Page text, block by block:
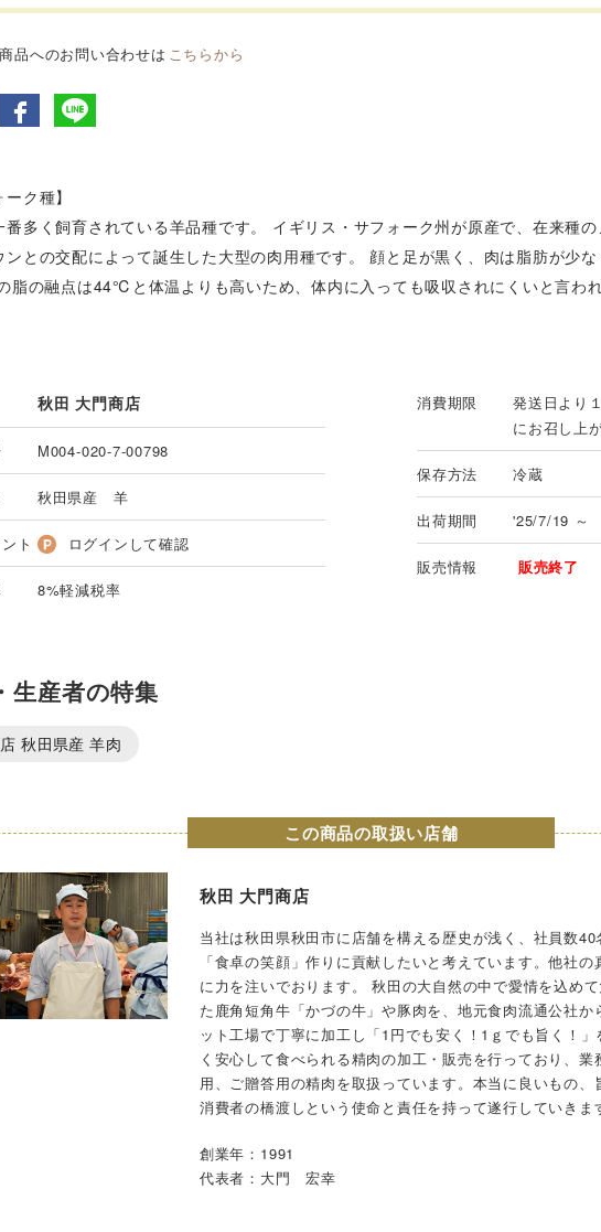
品へのお問い合わせは こちらから
ーク種】
番多く飼育されている羊品種です。 イギリス・サフォーク州が原産で、在来種
ンとの交配によって誕生した大型の肉用種です。 顔と足が黒く、肉は脂肪が少
脂の融点は44℃と体温よりも高いため、体内に入っても吸収されにくいと言われ
秋田 大門商店
M004-020-7-00798
秋田県産 羊
ト ログインして確認
8%軽減税率
消費期限
発送日より
にお召し上
保存方法 冷蔵
出荷期間 '25/7/19 ～
販売情報 販売終了
生産者の特集
秋田県産 羊肉
この商品の取扱い店舗
秋田 大門商店
当社は秋田県秋田市に店舗を構える歴史が浅く、社員数
「食卓の笑顔」作りに貢献したいと考えています。他社
に力を注いでおります。 秋田の大自然の中で愛情を込め
た鹿角短角牛「かづの牛」や豚肉を、地元食肉流通公社か
ット工場で丁寧に加工し「1円でも安く！1ｇでも旨く！
く安心して食べられる精肉の加工・販売を行っており、
用、ご贈答用の精肉を取扱っています。本当に良いもの、
消費者の橋渡しという使命と責任を持って遂行していきま
創業年：1991
代表者：大門 宏幸